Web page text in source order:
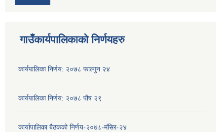
गाउँकार्यपालिकाको निर्णयहरु
कार्यपालिका निर्णय: २०७८ फाल्गुन २४
कार्यपालिका निर्णय: २०७८ पौष २९
कार्यापालिका बैठकको निर्णय-२०७८-मंसिर-२४